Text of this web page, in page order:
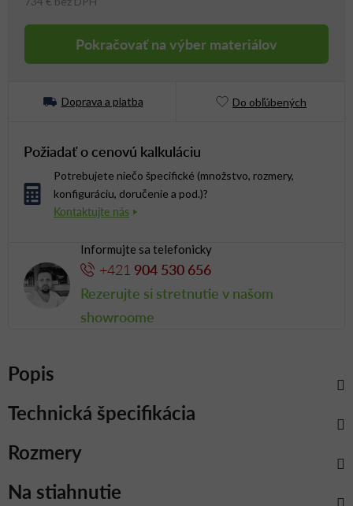
Pokračovať na výber materiálov
Doprava a platba Do obľúbených
Požiadať o cenovú kalkuláciu
Potrebujete niečo špecifické (množstvo, rozmery,
konfiguráciu, doručenie a pod.)?
Informujte sa telefonicky
+421 904 530 656
Rezerujte si stretnutie v našom
showroome
Popis
Na stiahnutie
Rozmery
Technická špecifikácia